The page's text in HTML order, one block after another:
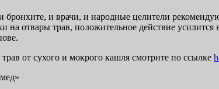
бронхите, и врачи, и народные целители
на отвары трав, положительное действие
от сухого и мокрого кашля смотрите по ссылке